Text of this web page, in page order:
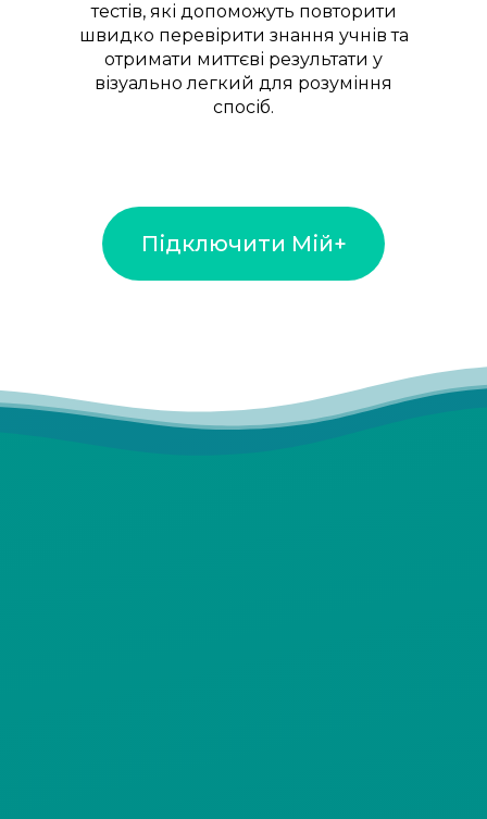
тестів, які допоможуть повторити
швидко перевірити знання учнів та
отримати миттєві результати у
візуально легкий для розуміння
спосіб.
Підключити Мій+